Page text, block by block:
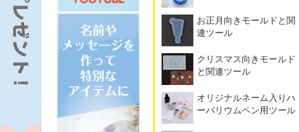
お正月向きモールドと関
連ツール
クリスマス向きモールド
と関連ツール
オリジナルネーム入りハ
ーバリウムペン用ツール